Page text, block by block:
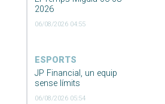
2026
06/08/2026 04:55
ESPORTS
JP Financial, un equip
sense límits
06/08/2026 05:54